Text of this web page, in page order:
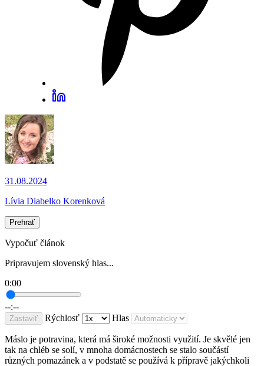
31.08.2024
Lívia Diabelko Korenková
Prehrať
Vypočuť článok
Pripravujem slovenský hlas...
0:00
--:--
Zastaviť Rýchlosť Hlas
Máslo je potravina, která má široké možnosti využití. Je skvělé jen
tak na chléb se solí, v mnoha domácnostech se stalo součástí
různých pomazánek a v podstatě se používá k přípravě jakýchkoli